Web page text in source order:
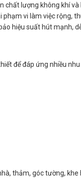
chất lượng không khí và
phạm vi làm việc rộng,
hiệu suất hút mạnh,
để đáp ứng nhiều nhu
thảm, góc tường,